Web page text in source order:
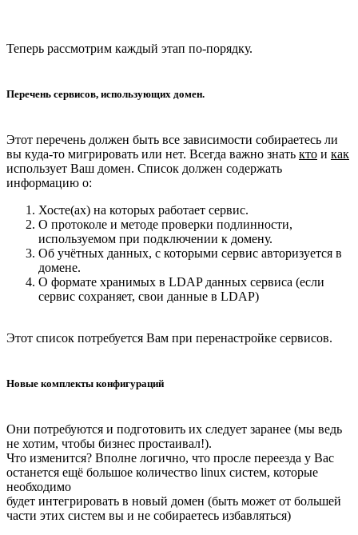
Теперь рассмотрим каждый этап по-порядку.
Перечень сервисов, использующих домен.
Этот перечень должен быть все зависимости собираетесь ли
вы куда-то мигрировать или нет. Всегда важно знать кто и как
использует Ваш домен. Список должен содержать
информацию о:
Хосте(ах) на которых работает сервис.
О протоколе и методе проверки подлинности,
используемом при подключении к домену.
Об учётных данных, с которыми сервис авторизуется в
домене.
О формате хранимых в LDAP данных сервиса (если
сервис сохраняет, свои данные в LDAP)
Этот список потребуется Вам при перенастройке сервисов.
Новые комплекты конфигураций
Они потребуются и подготовить их следует заранее (мы ведь
не хотим, чтобы бизнес простаивал!).
Что изменится? Вполне логично, что просле переезда у Вас
останется ещё большое количество linux систем, которые
необходимо
будет интегрировать в новый домен (быть может от большей
части этих систем вы и не собираетесь избавляться)